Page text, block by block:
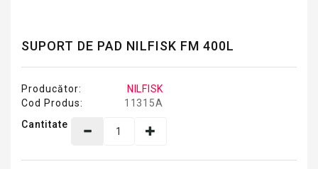
SUPORT DE PAD NILFISK FM 400L
Producător:
NILFISK
Cod Produs:
11315A
Cantitate